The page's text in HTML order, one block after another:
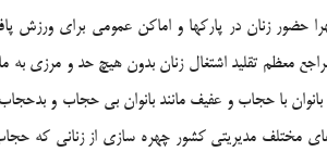
حضور زنان در پاركها و اماكن عمومي براي
معظم تقليد اشتغال زنان بدون هيچ حد و مرزي
بانوان با حجاب و عفيف مانند بانوان بي حجاب و
مختلف مديريتي كشور چهره سازي از زناني كه